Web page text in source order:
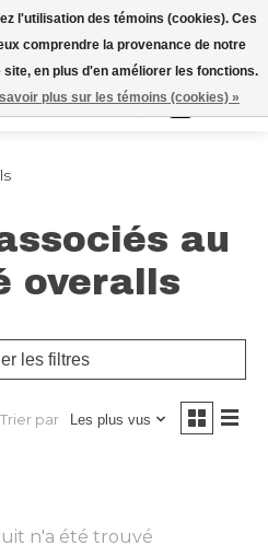
dès 150€ d'achats / -10% avec le code
Liste de
Panier
au
overalls
les filtres
Trier par Les plus vus
n'a été trouvé
l'utilisation des témoins (cookies). Ces
comprendre la provenance de notre
en plus d'en améliorer les fonctions.
plus sur les témoins (cookies) »